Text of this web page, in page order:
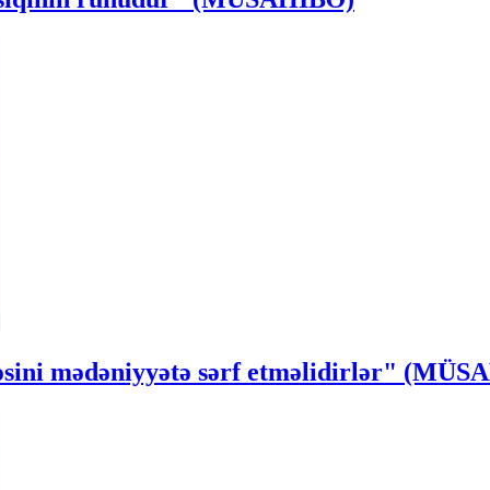
mədəniyyətə sərf etməlidirlər"